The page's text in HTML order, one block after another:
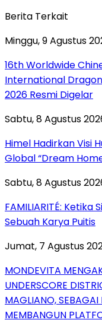
Berita Terkait
Minggu, 9 Agustus
16th Worldwide
International
2026 Resmi Digelar
Sabtu, 8 Agustus
Himel Hadirkan Visi
Global “Dream
Sabtu, 8 Agustus
FAMILIARITÉ:
Sebuah Karya Puitis
Jumat, 7 Agustus
MONDEVITA
UNDERSCORE
MAGLIANO,
MEMBANGUN